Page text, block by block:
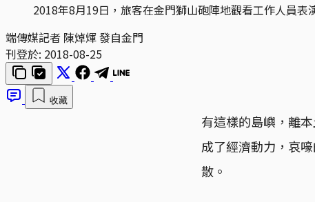
2018年8月19日，旅客在金門獅山砲陣地觀看工作人員表
端傳媒記者 陳焯煇 發自金門
刊登於: 2018-08-25
收藏
有這樣的島嶼，離
成了經濟動力，哀
散。